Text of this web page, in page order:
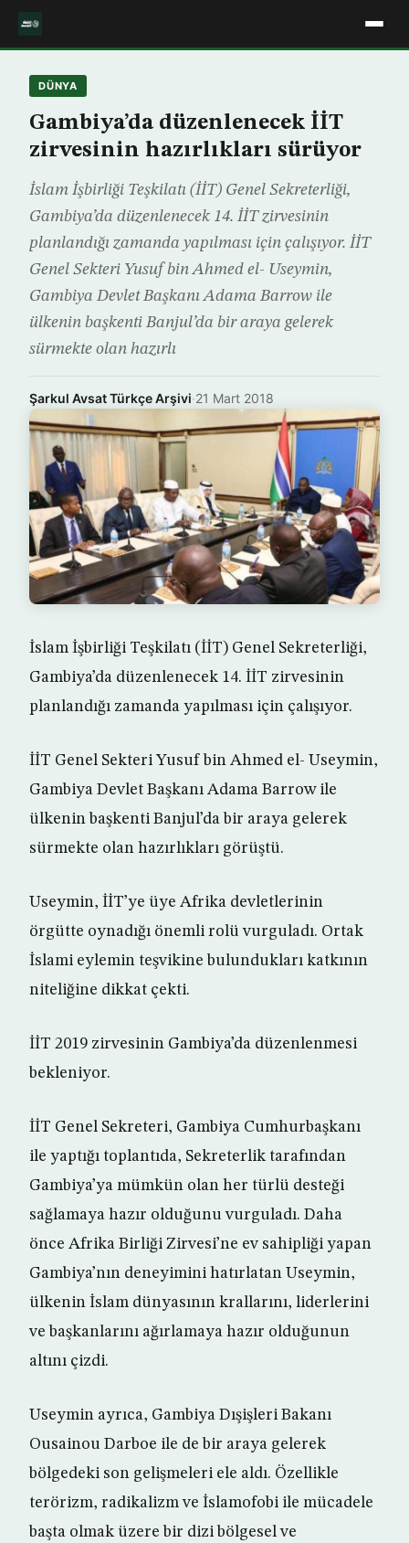
DÜNYA
Gambiya’da düzenlenecek İİT
zirvesinin hazırlıkları sürüyor
İslam İşbirliği Teşkilatı (İİT) Genel Sekreterliği,
Gambiya’da düzenlenecek 14. İİT zirvesinin
planlandığı zamanda yapılması için çalışıyor. İİT
Genel Sekteri Yusuf bin Ahmed el- Useymin,
Gambiya Devlet Başkanı Adama Barrow ile
ülkenin başkenti Banjul’da bir araya gelerek
sürmekte olan hazırlı
Şarkul Avsat Türkçe Arşivi·21 Mart 2018
İslam İşbirliği Teşkilatı (İİT) Genel Sekreterliği,
Gambiya’da düzenlenecek 14. İİT zirvesinin
planlandığı zamanda yapılması için çalışıyor.
İİT Genel Sekteri Yusuf bin Ahmed el- Useymin,
Gambiya Devlet Başkanı Adama Barrow ile
ülkenin başkenti Banjul’da bir araya gelerek
sürmekte olan hazırlıkları görüştü.
Useymin, İİT’ye üye Afrika devletlerinin
örgütte oynadığı önemli rolü vurguladı. Ortak
İslami eylemin teşvikine bulundukları katkının
niteliğine dikkat çekti.
İİT 2019 zirvesinin Gambiya’da düzenlenmesi
bekleniyor.
İİT Genel Sekreteri, Gambiya Cumhurbaşkanı
ile yaptığı toplantıda, Sekreterlik tarafından
Gambiya’ya mümkün olan her türlü desteği
sağlamaya hazır olduğunu vurguladı. Daha
önce Afrika Birliği Zirvesi’ne ev sahipliği yapan
Gambiya’nın deneyimini hatırlatan Useymin,
ülkenin İslam dünyasının krallarını, liderlerini
ve başkanlarını ağırlamaya hazır olduğunun
altını çizdi.
Useymin ayrıca, Gambiya Dışişleri Bakanı
Ousainou Darboe ile de bir araya gelerek
bölgedeki son gelişmeleri ele aldı. Özellikle
terörizm, radikalizm ve İslamofobi ile mücadele
başta olmak üzere bir dizi bölgesel ve